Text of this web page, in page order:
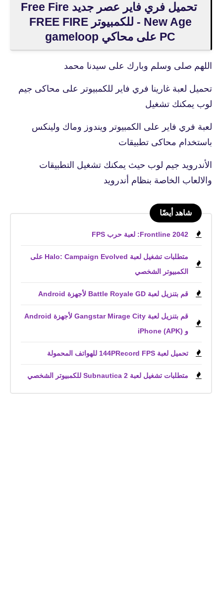
تحميل فري فاير عصر جديد Free Fire
- New Age للكمبيوتر FREE FIRE
PC على محاكي gameloop
اللهم صلى وسلم وبارك على سيدنا محمد
تحميل لعبة غارينا فري فاير للكمبيوتر على محاكى جيم
لوب يمكنك تشغيل
لعبة فري فاير على الكمبيوتر ويندوز وماك ولينكس
باستخدام محاكى تطبيقات
الأندرويد جيم لوب حيث يمكنك تشغيل التطبيقات
والالعاب الخاصة بنظام أندرويد
شاهد أيضًا
Frontline 2042: لعبة حرب FPS
متطلبات تشغيل لعبة Halo: Campaign Evolved على
الكمبيوتر الشخصي
قم بتنزيل لعبة Battle Royale GD لأجهزة Android
قم بتنزيل لعبة Gangstar Mirage City لأجهزة Android
و iPhone (APK)
تحميل لعبة 144PRecord FPS للهواتف المحمولة
متطلبات تشغيل لعبة Subnautica 2 للكمبيوتر الشخصي